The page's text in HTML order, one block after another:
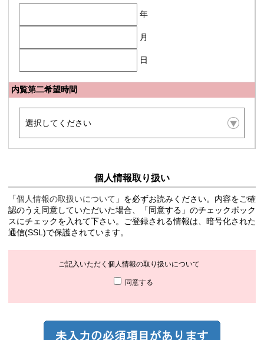
年
月
日
内覧第二希望時間
個人情報取り扱い
「個人情報の取扱いについて 」を必ずお読みください。内容をご確
認のうえ同意していただいた場合、「同意する」のチェックボック
スにチェックを入れて下さい。ご登録される情報は、暗号化された
通信(SSL)で保護されています。
ご記入いただく個人情報の取り扱いについて
同意する